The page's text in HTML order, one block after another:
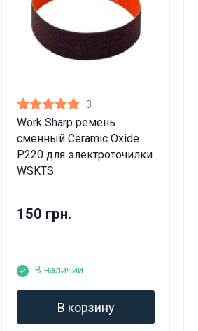
3
Work Sharp ремень
сменный Ceramic Oxide
P220 для электроточилки
WSKTS
150 грн.
В наличии
В корзину